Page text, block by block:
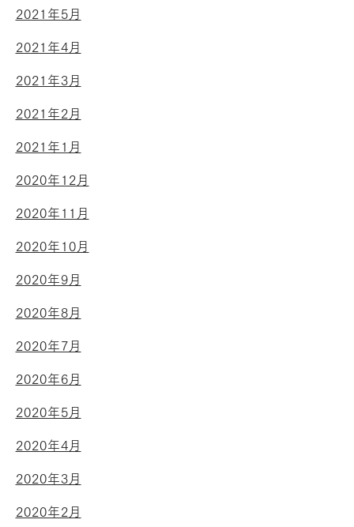
2021年5月
2021年4月
2021年3月
2021年2月
2021年1月
2020年12月
2020年11月
2020年10月
2020年9月
2020年8月
2020年7月
2020年6月
2020年5月
2020年4月
2020年3月
2020年2月